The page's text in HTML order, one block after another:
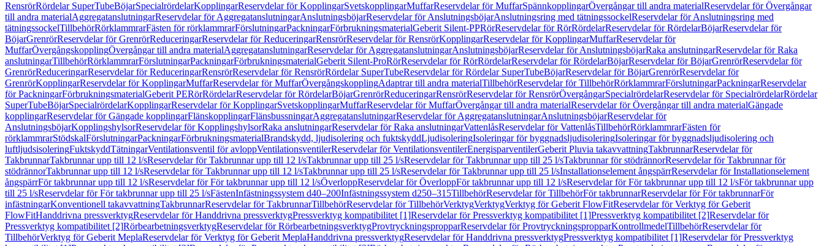
RensrörRördelar SuperTubeBöjarSpecialrördelarKopplingarReservdelar för KopplingarSvetskopplingarMuffarReservdelar för MuffarSpännkopplingarÖvergångar till andra materialReservdelar för Övergångar
till andra materialAggregatanslutningarReservdelar för AggregatanslutningarAnslutningsböjarReservdelar för AnslutningsböjarAnslutningsring med tätningssockelReservdelar för Anslutningsring med
tätningssockelTillbehörRörklammrarFästen för rörklammrarFörslutningarPackningarFörbrukningsmaterialGeberit Silent-PPRörReservdelar för RörRördelarReservdelar för RördelarBöjarReservdelar för
BöjarGrenrörReservdelar för GrenrörReduceringarReservdelar för ReduceringarRensrörReservdelar för RensrörKopplingarReservdelar för KopplingarMuffarReservdelar för
MuffarÖvergångskopplingÖvergångar till andra materialAggregatanslutningarReservdelar för AggregatanslutningarAnslutningsböjarReservdelar för AnslutningsböjarRaka anslutningarReservdelar för Raka
anslutningarTillbehörRörklammrarFörslutningarPackningarFörbrukningsmaterialGeberit Silent-ProRörReservdelar för RörRördelarReservdelar för RördelarBöjarReservdelar för BöjarGrenrörReservdelar för
GrenrörReduceringarReservdelar för ReduceringarRensrörReservdelar för RensrörRördelar SuperTubeReservdelar för Rördelar SuperTubeBöjarReservdelar för BöjarGrenrörReservdelar för
GrenrörKopplingarReservdelar för KopplingarMuffarReservdelar för MuffarÖvergångskopplingAdaptrar till andra materialTillbehörReservdelar för TillbehörRörklammrarFörslutningarPackningarReservdelar
för PackningarFörbrukningsmaterialGeberit PERörRördelarReservdelar för RördelarBöjarGrenrörReduceringarRensrörReservdelar för RensrörÖvergångarSpecialrördelarReservdelar för SpecialrördelarRördelar
SuperTubeBöjarSpecialrördelarKopplingarReservdelar för KopplingarSvetskopplingarMuffarReservdelar för MuffarÖvergångar till andra materialReservdelar för Övergångar till andra materialGängade
kopplingarReservdelar för Gängade kopplingarFlänskopplingarFlänsbussningarAggregatanslutningarReservdelar för AggregatanslutningarAnslutningsböjarReservdelar för
AnslutningsböjarKopplingshylsorReservdelar för KopplingshylsorRaka anslutningarReservdelar för Raka anslutningarVattenlåsReservdelar för VattenlåsTillbehörRörklammrarFästen för
rörklammrarStödskalFörslutningarPackningarFörbrukningsmaterialBrandskydd, ljudisolering och fuktskyddLjudisoleringIsoleringar för byggnadsljudisoleringIsoleringar för byggnadsljudisolering och
luftljudsisoleringFuktskyddTätningarVentilationsventil för avloppVentilationsventilerReservdelar för VentilationsventilerEnergisparventilerGeberit Pluvia takavvattningTakbrunnarReservdelar för
TakbrunnarTakbrunnar upp till 12 l/sReservdelar för Takbrunnar upp till 12 l/sTakbrunnar upp till 25 l/sReservdelar för Takbrunnar upp till 25 l/sTakbrunnar för stödrännorReservdelar för Takbrunnar för
stödrännorTakbrunnar upp till 12 l/sReservdelar för Takbrunnar upp till 12 l/sTakbrunnar upp till 25 l/sReservdelar för Takbrunnar upp till 25 l/sInstallationselement ångspärrReservdelar för Installationselement
ångspärrFör takbrunnar upp till 12 l/sReservdelar för För takbrunnar upp till 12 l/sÖverloppReservdelar för ÖverloppFör takbrunnar upp till 12 l/sReservdelar för För takbrunnar upp till 12 l/sFör takbrunnar upp
till 25 l/sReservdelar för För takbrunnar upp till 25 l/sFästenInfästningssystem d40–200Infästningssystem d250–315TillbehörReservdelar för TillbehörFör takbrunnarReservdelar för För takbrunnarFör
infästningarKonventionell takavvattningTakbrunnarReservdelar för TakbrunnarTillbehörReservdelar för TillbehörVerktygVerktygVerktyg för Geberit FlowFitReservdelar för Verktyg för Geberit
FlowFitHanddrivna pressverktygReservdelar för Handdrivna pressverktygPressverktyg kompatibilitet [1]Reservdelar för Pressverktyg kompatibilitet [1]Pressverktyg kompatibilitet [2]Reservdelar för
Pressverktyg kompatibilitet [2]RörbearbetningsverktygReservdelar för RörbearbetningsverktygProvtryckningspropparReservdelar för ProvtryckningspropparKontrollmedelTillbehörReservdelar för
TillbehörVerktyg för Geberit MeplaReservdelar för Verktyg för Geberit MeplaHanddrivna pressverktygReservdelar för Handdrivna pressverktygPressverktyg kompatibilitet [1]Reservdelar för Pressverktyg